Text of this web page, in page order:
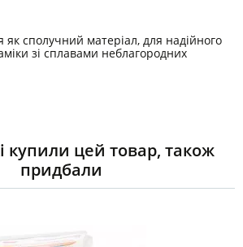
як сполучний матеріал, для надійного
зі сплавами неблагородних
купили цей товар, також
придбали